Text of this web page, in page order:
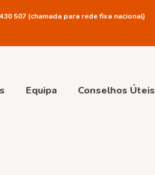
507 (chamada para rede fixa nacional)
Equipa Conselhos Úteis